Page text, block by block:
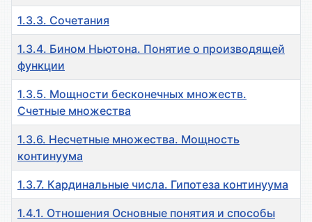
1.3.3. Сочетания
1.3.4. Бином Ньютона. Понятие о производящей
функции
1.3.5. Мощности бесконечных множеств.
Счетные множества
1.3.6. Несчетные множества. Мощность
континуума
1.3.7. Кардинальные числа. Гипотеза континуума
1.4.1. Отношения Основные понятия и способы